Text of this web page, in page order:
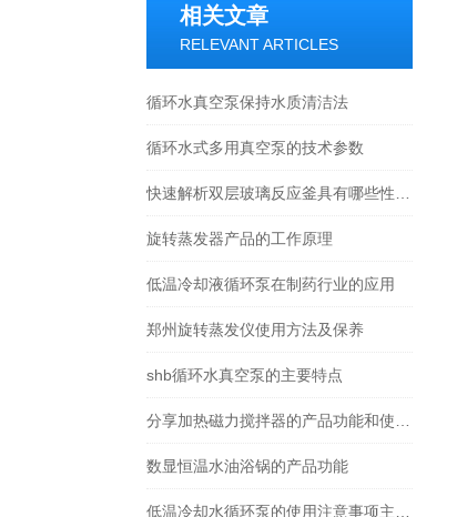
相关文章
RELEVANT ARTICLES
循环水真空泵保持水质清洁法
循环水式多用真空泵的技术参数
旋转蒸发器产品的工作原理
低温冷却液循环泵在制药行业的应用
郑州旋转蒸发仪使用方法及保养
shb循环水真空泵的主要特点
数显恒温水油浴锅的产品功能